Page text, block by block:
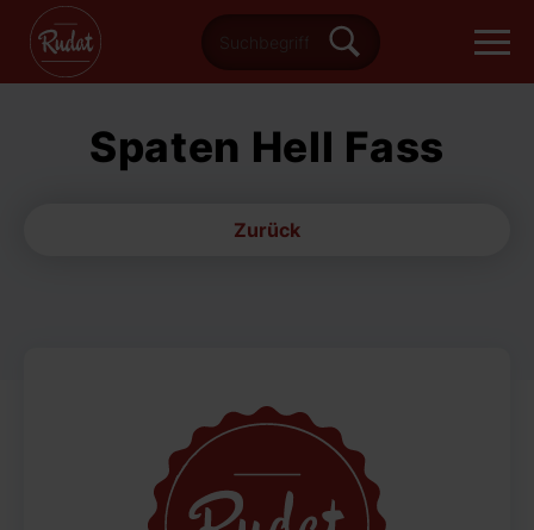
Spaten Hell Fass
Zurück